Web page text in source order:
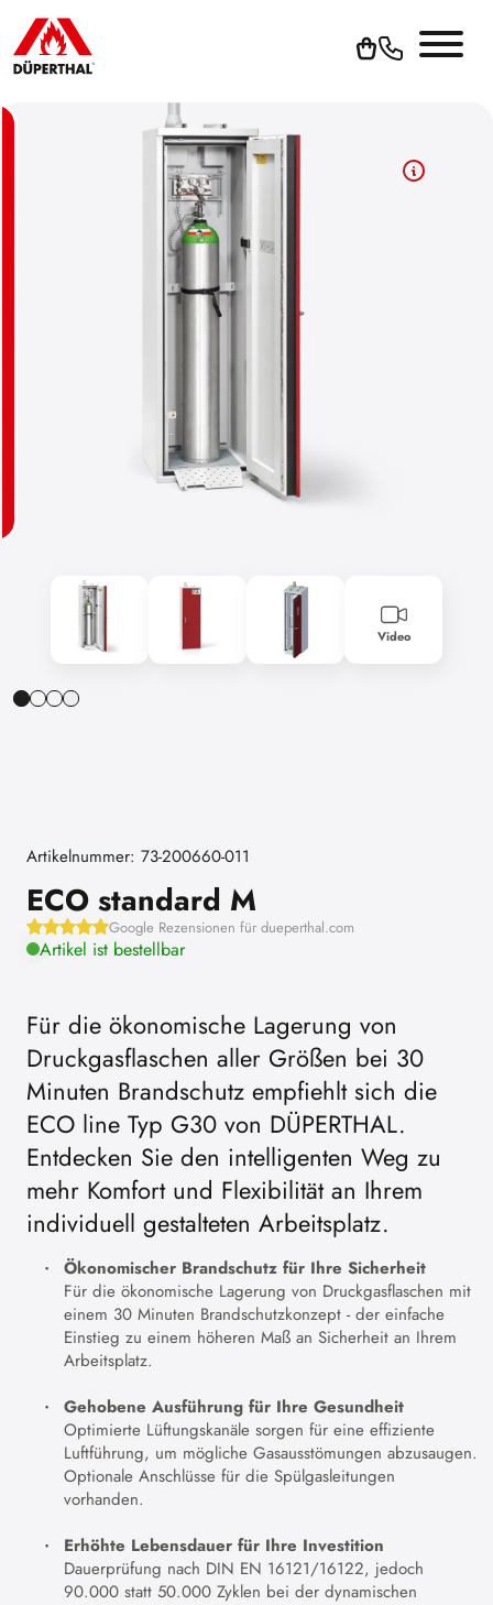
Video
Artikelnummer: 73-200660-011
ECO standard M
Google Rezensionen für dueperthal.com
Artikel ist bestellbar
Für die ökonomische Lagerung von
Druckgasflaschen aller Größen bei 30
Minuten Brandschutz empfiehlt sich die
ECO line Typ G30 von DÜPERTHAL.
Entdecken Sie den intelligenten Weg zu
mehr Komfort und Flexibilität an Ihrem
individuell gestalteten Arbeitsplatz.
Ökonomischer Brandschutz für Ihre Sicherheit
Für die ökonomische Lagerung von Druckgasflaschen mit
einem 30 Minuten Brandschutzkonzept - der einfache
Einstieg zu einem höheren Maß an Sicherheit an Ihrem
Arbeitsplatz.
Gehobene Ausführung für Ihre Gesundheit
Optimierte Lüftungskanäle sorgen für eine effiziente
Luftführung, um mögliche Gasausstömungen abzusaugen.
Optionale Anschlüsse für die Spülgasleitungen
vorhanden.
Erhöhte Lebensdauer für Ihre Investition
Dauerprüfung nach DIN EN 16121/16122, jedoch
90.000 statt 50.000 Zyklen bei der dynamischen